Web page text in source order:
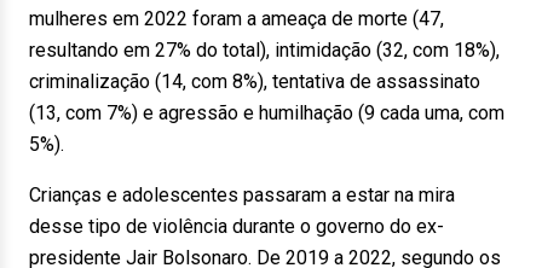
mulheres em 2022 foram a ameaça de morte (47,
resultando em 27% do total), intimidação (32, com 18%),
criminalização (14, com 8%), tentativa de assassinato
(13, com 7%) e agressão e humilhação (9 cada uma, com
5%).
Crianças e adolescentes passaram a estar na mira
desse tipo de violência durante o governo do ex-
presidente Jair Bolsonaro. De 2019 a 2022, segundo os